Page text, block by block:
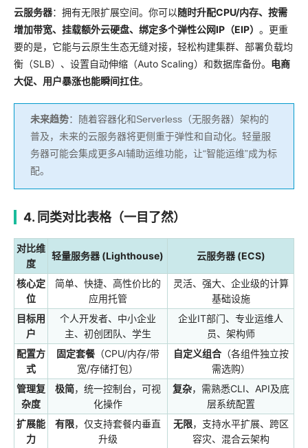
云服务器：拥有无限扩展空间。你可以随时升配CPU/内存、按需
增加带宽、挂载额外云硬盘、绑定多个弹性公网IP（EIP） 。更重
要的是，它能与云原生生态无缝对接，轻松构建集群、部署负载均
衡（SLB）、设置自动伸缩（Auto Scaling）和数据库备份。 电商
大促、用户暴涨也能瞬间扛住。
未来趋势：随着容器化和Serverless（无服务器）架构的
普及，未来的云服务器将更侧重于弹性和自动化。轻量服
务器可能会集成更多AI辅助运维功能，让“智能运维”成为标
配。
4. 同类对比表格（一目了然）
对比维
度
轻量服务器 (Lighthouse) 云服务器 (ECS)
核心定
位
简单、快捷、高性价比的
应用托管
灵活、强大、企业级的计算
基础设施
目标用
户
个人开发者、中小企业
主、初创团队、学生
企业IT部门、专业运维人
员、架构师
配置方
式
固定套餐（CPU/内存/带
宽/存储打包）
自定义组合（各组件独立按
需选购）
管理复
杂度
极简，统一控制台，可视
化操作
复杂，需熟悉CLI、API及底
层系统配置
扩展能
力
有限，仅支持套餐内垂直
升级
无限，支持水平扩展、跨区
容灾、混合云架构